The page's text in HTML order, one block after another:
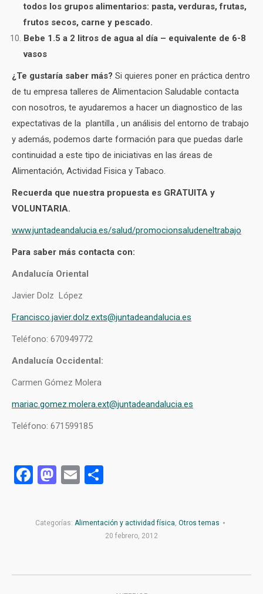
todos los grupos alimentarios: pasta, verduras, frutas,
frutos secos, carne y pescado.
Bebe 1.5 a 2 litros de agua al día – equivalente de 6-8
vasos
¿Te gustaría saber más? Si quieres poner en práctica dentro
de tu empresa talleres de Alimentacion Saludable contacta
con nosotros, te ayudaremos a hacer un diagnostico de las
expectativas de la plantilla , un análisis del entorno de trabajo
y además, podemos darte formación para que puedas darle
continuidad a este tipo de iniciativas en las áreas de
Alimentación, Actividad Fisica y Tabaco.
Recuerda que nuestra propuesta es GRATUITA y
VOLUNTARIA.
www.juntadeandalucia.es/salud/promocionsaludeneltrabajo
Para saber más contacta con:
Andalucía Oriental
Javier Dolz López
Francisco.javier.dolz.exts@juntadeandalucia.es
Teléfono: 670949772
Andalucía Occidental:
Carmen Gómez Molera
mariac.gomez.molera.ext@juntadeandalucia.es
Teléfono: 671599185
Facebook
Mastodon
Email
Categorías: Alimentación y actividad física, Otros temas
20 febrero, 2012